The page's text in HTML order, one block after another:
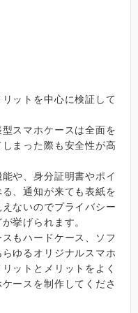
ットを中心に検証して
スマホケースは全面を
まった際も安全性が高
や、身分証明書やポイ
、通知が来ても表紙を
ないのでプライバシー
挙げられます。
もハードケース、ソフ
ゆるオリジナルスマホ
ットとメリットをよく
ースを制作してくださ